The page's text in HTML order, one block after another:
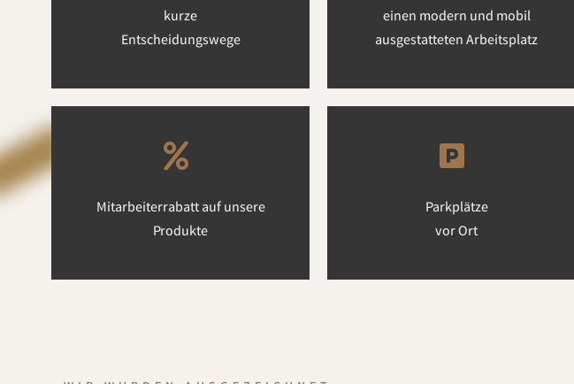
kurze
Entscheidungswege
einen modern und mobil
ausgestatteten Arbeitsplatz
Mitarbeiterrabatt auf unsere
Produkte
Parkplätze
vor Ort